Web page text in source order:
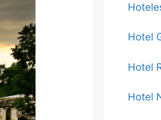
Hotel
Hotel
Hotel